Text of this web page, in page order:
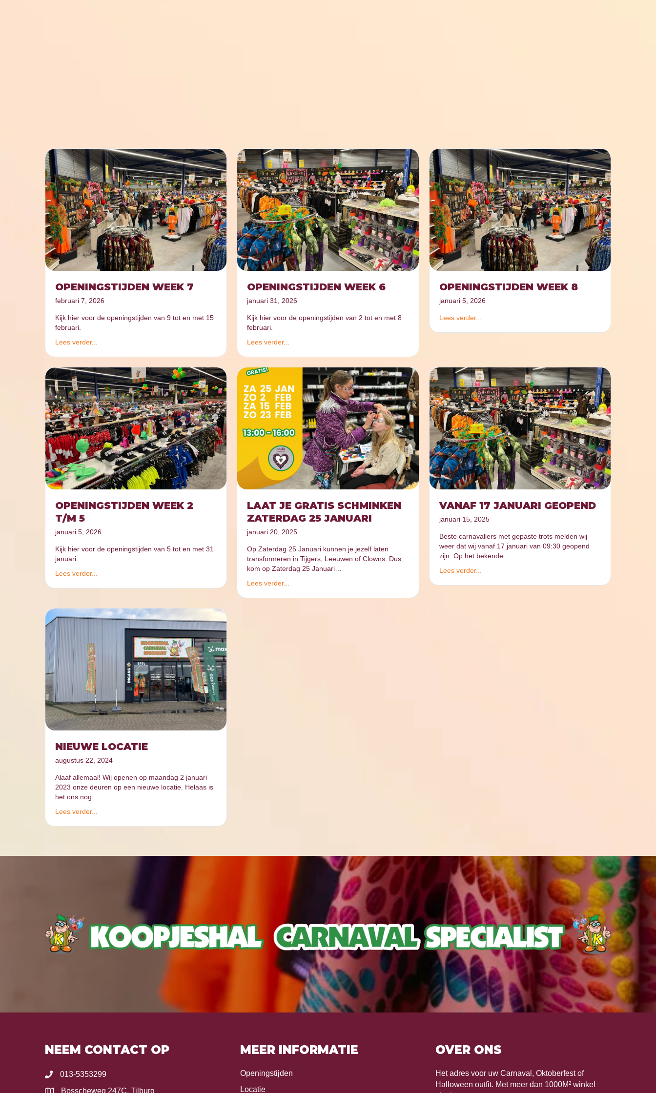
OPENINGSTIJDEN WEEK 7
februari 7, 2026
Kijk hier voor de openingstijden van 9 tot en met 15
februari.
Lees verder...
OPENINGSTIJDEN WEEK 6
januari 31, 2026
Kijk hier voor de openingstijden van 2 tot en met 8
februari.
Lees verder...
OPENINGSTIJDEN WEEK 8
januari 5, 2026
Lees verder...
OPENINGSTIJDEN WEEK 2
T/M 5
januari 5, 2026
Kijk hier voor de openingstijden van 5 tot en met 31
januari.
Lees verder...
LAAT JE GRATIS SCHMINKEN
ZATERDAG 25 JANUARI
januari 20, 2025
Op Zaterdag 25 Januari kunnen je jezelf laten
transformeren in Tijgers, Leeuwen of Clowns. Dus
kom op Zaterdag 25 Januari…
Lees verder...
VANAF 17 JANUARI GEOPEND
januari 15, 2025
Beste carnavallers met gepaste trots melden wij
weer dat wij vanaf 17 januari van 09:30 geopend
zijn. Op het bekende…
Lees verder...
NIEUWE LOCATIE
augustus 22, 2024
Alaaf allemaal! Wij openen op maandag 2 januari
2023 onze deuren op een nieuwe locatie. Helaas is
het ons nog…
Lees verder...
NEEM CONTACT OP
013-5353299
Bosscheweg 247C, Tilburg
MEER INFORMATIE
Openingstijden
Locatie
OVER ONS
Het adres voor uw Carnaval, Oktoberfest of
Halloween outfit. Met meer dan 1000M² winkel